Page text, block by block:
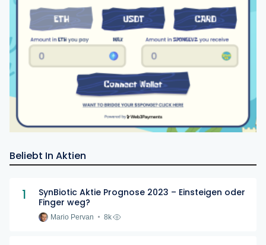
Beliebt In Aktien
1
SynBiotic Aktie Prognose 2023 – Einsteigen oder
Finger weg?
Mario Pervan 8k